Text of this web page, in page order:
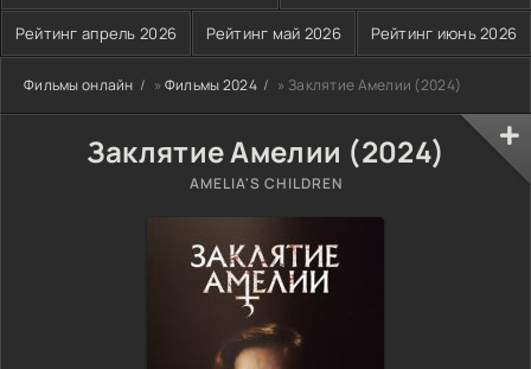
Рейтинг апрель 2026 Рейтинг май 2026 Рейтинг июнь 2026
Фильмы онлайн » Фильмы 2024 » Заклятие Амелии (2024)
Заклятие Амелии (2024)
AMELIA'S CHILDREN